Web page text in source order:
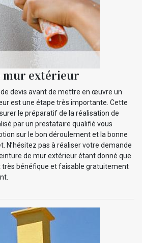
mur extérieur
devis avant de mettre en œuvre un
est une étape très importante. Cette
le préparatif de la réalisation de
par un prestataire qualifié vous
sur le bon déroulement et la bonne
N’hésitez pas à réaliser votre demande
de mur extérieur étant donné que
très bénéfique et faisable gratuitement